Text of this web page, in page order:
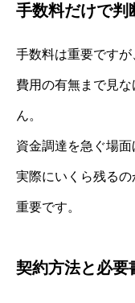
手数料だけで判
手数料は重要です
費用の有無まで見
ん。
資金調達を急ぐ場面
実際にいくら残る
重要です。
契約方法と必要